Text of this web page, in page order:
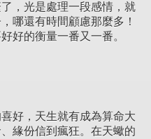
，光是處理一段感情，就
哪還有時間顧慮那麼多！
好的衡量一番又一番。
好，天生就有成為算命大
緣份信到瘋狂。在天蠍的